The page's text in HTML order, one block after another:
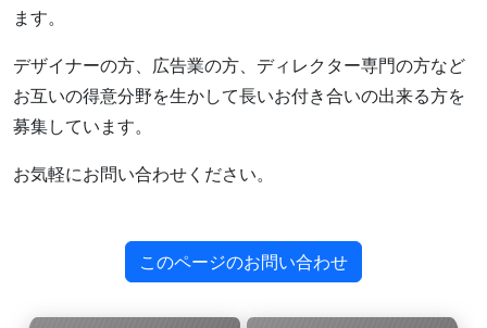
ます。
デザイナーの方、広告業の方、ディレクター専門の方など
お互いの得意分野を生かして長いお付き合いの出来る方を
募集しています。
お気軽にお問い合わせください。
このページのお問い合わせ